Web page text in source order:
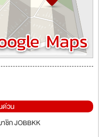
ด่วน
ชิก JOBBKK